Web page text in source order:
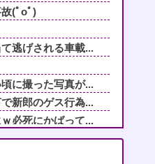
(ﾟoﾟ)
逃げされる車載...
に撮った写真が...
新郎のゲス行為...
必死にかばって...
も見せといてw...